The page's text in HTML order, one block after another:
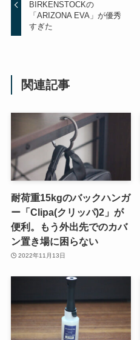
BIRKENSTOCKの
「ARIZONA EVA」が優秀
すぎた
関連記事
耐荷重15kgのバックハンガ
ー「Clipa(クリッパ)2」が
便利。もう外出先でのカバ
ン置き場に困らない
2022年11月13日